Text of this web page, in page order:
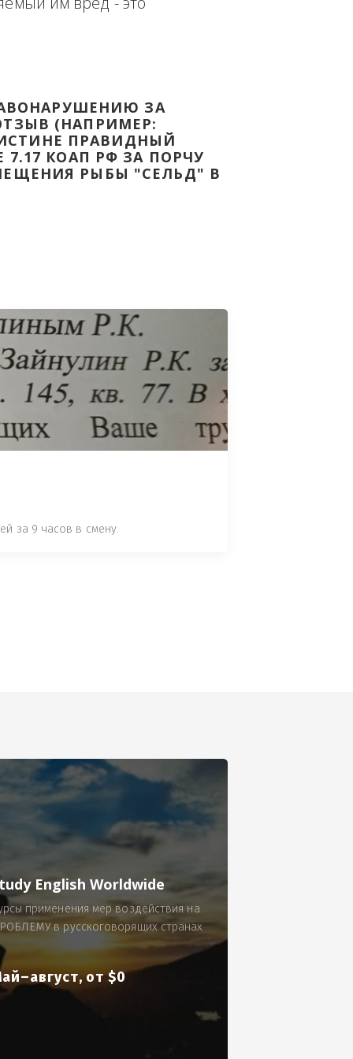
доказательством с целью -
Законодательства Российской
ПРАВОНАРУШЕНИЮ ЗА
ВАШ ОТЗЫВ (НАПРИМЕР:
ВОИСТИНЕ ПРАВИДНЫЙ
7.17 КОАП РФ ЗА ПОРЧУ
ПОМЕЩЕНИЯ РЫБЫ "СЕЛЬД" В
300 рублей за 9 часов в смену.